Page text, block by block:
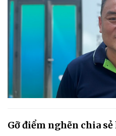
Gỡ điểm nghẽn chia